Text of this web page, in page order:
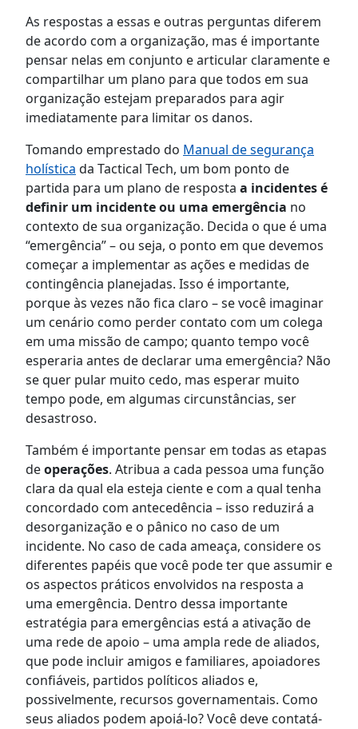
As respostas a essas e outras perguntas diferem
de acordo com a organização, mas é importante
pensar nelas em conjunto e articular claramente e
compartilhar um plano para que todos em sua
organização estejam preparados para agir
imediatamente para limitar os danos.
Tomando emprestado do Manual de segurança
holística da Tactical Tech, um bom ponto de
partida para um plano de resposta a incidentes é
definir um incidente ou uma emergência no
contexto de sua organização. Decida o que é uma
“emergência” – ou seja, o ponto em que devemos
começar a implementar as ações e medidas de
contingência planejadas. Isso é importante,
porque às vezes não fica claro – se você imaginar
um cenário como perder contato com um colega
em uma missão de campo; quanto tempo você
esperaria antes de declarar uma emergência? Não
se quer pular muito cedo, mas esperar muito
tempo pode, em algumas circunstâncias, ser
desastroso.
Também é importante pensar em todas as etapas
deoperações. Atribua a cada pessoa uma função
clara da qual ela esteja ciente e com a qual tenha
concordado com antecedência – isso reduzirá a
desorganização e o pânico no caso de um
incidente. No caso de cada ameaça, considere os
diferentes papéis que você pode ter que assumir e
os aspectos práticos envolvidos na resposta a
uma emergência. Dentro dessa importante
estratégia para emergências está a ativação de
uma rede de apoio – uma ampla rede de aliados,
que pode incluir amigos e familiares, apoiadores
confiáveis, partidos políticos aliados e,
possivelmente, recursos governamentais. Como
seus aliados podem apoiá-lo? Você deve contatá-